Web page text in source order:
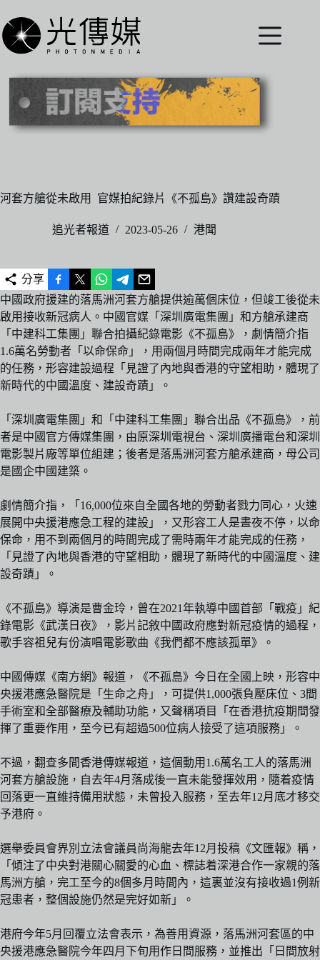
至
主
內
河套方艙從未啟用 官媒拍紀錄片《不孤島》讚建設奇蹟
追光者報道 2023-05-26 港聞
分享
中國政府援建的落馬洲河套方艙提供逾萬個床位，但竣工後從未
啟用接收新冠病人。中國官媒「深圳廣電集團」和方艙承建商
「中建科工集團」聯合拍攝紀錄電影《不孤島》，劇情簡介指
1.6萬名勞動者「以命保命」，用兩個月時間完成兩年才能完成
的任務，形容建設過程「見證了內地與香港的守望相助，體現了
新時代的中國溫度、建設奇蹟」。
「深圳廣電集團」和「中建科工集團」聯合出品《不孤島》，前
者是中國官方傳媒集團，由原深圳電視台、深圳廣播電台和深圳
電影製片廠等單位組建；後者是落馬洲河套方艙承建商，母公司
是國企中國建築。
劇情簡介指，「16,000位來自全國各地的勞動者戮力同心，火速
展開中央援港應急工程的建設」，又形容工人是晝夜不停，以命
保命，用不到兩個月的時間完成了需時兩年才能完成的任務，
「見證了內地與香港的守望相助，體現了新時代的中國溫度、建
設奇蹟」。
《不孤島》導演是曹金玲，曾在2021年執導中國首部「戰疫」紀
錄電影《武漢日夜》，影片記敘中國政府應對新冠疫情的過程，
歌手容祖兒有份演唱電影歌曲《我們都不應該孤單》。
中國傳媒《南方網》報道，《不孤島》今日在全國上映，形容中
央援港應急醫院是「生命之舟」，可提供1,000張負壓床位、3間
手術室和全部醫療及輔助功能，又聲稱項目「在香港抗疫期間發
揮了重要作用，至今已有超過500位病人接受了這項服務」。
不過，翻查多間香港傳媒報道，這個動用1.6萬名工人的落馬洲
河套方艙設施，自去年4月落成後一直未能發揮效用，隨着疫情
回落更一直維持備用狀態，未曾投入服務，至去年12月底才移交
予港府。
選舉委員會界別立法會議員尚海龍去年12月投稿《文匯報》稱，
「傾注了中央對港關心關愛的心血、標誌着深港合作一家親的落
馬洲方艙，完工至今的8個多月時間內，這裏並沒有接收過1例新
冠患者，整個設施仍然是完好如新」。
港府今年5月回覆立法會表示，為善用資源，落馬洲河套區的中
央援港應急醫院今年四月下旬用作日間服務，並推出「日間放射